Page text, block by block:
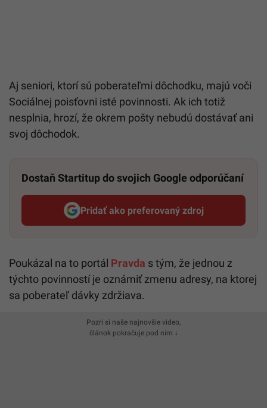
Aj seniori, ktorí sú poberateľmi dôchodku, majú voči
Sociálnej poisťovni isté povinnosti. Ak ich totiž
nesplnia, hrozí, že okrem pošty nebudú dostávať ani
svoj dôchodok.
Dostaň Startitup do svojich Google odporúčaní
Pridať ako preferovaný zdroj
Startitup, odkaz sa otvorí v
Poukázal na to portál Pravda s tým, že jednou z
týchto povinností je oznámiť zmenu adresy, na ktorej
sa poberateľ dávky zdržiava.
Pozri si naše najnovšie video,
článok pokračuje pod ním ↓